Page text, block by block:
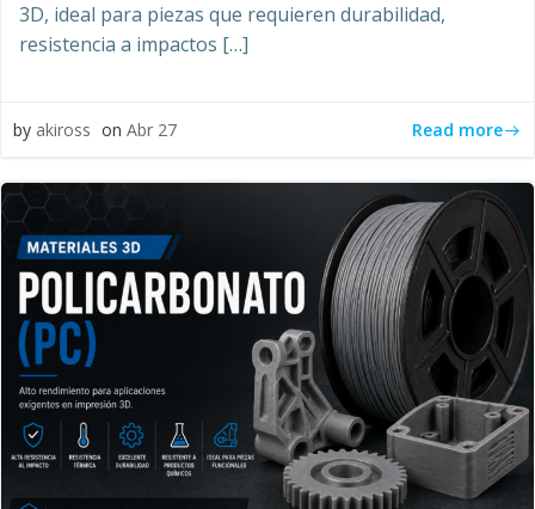
3D, ideal para piezas que requieren durabilidad,
resistencia a impactos […]
by akiross on Abr 27 Read more